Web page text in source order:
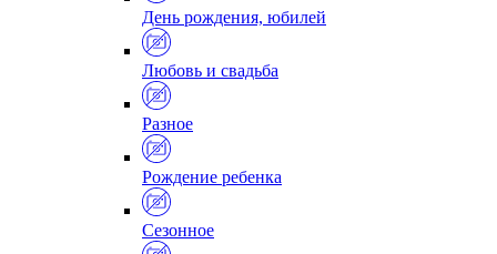
День рождения, юбилей
Любовь и свадьба
Разное
Рождение ребенка
Сезонное